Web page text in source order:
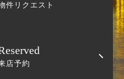
件リクエスト
店予約